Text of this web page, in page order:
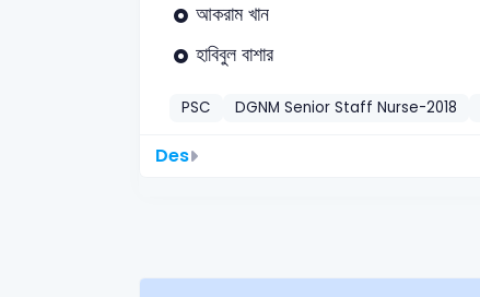
আকরাম খান
হাবিবুল বাশার
PSC DGNM Senior Staff Nurse-2018
Des